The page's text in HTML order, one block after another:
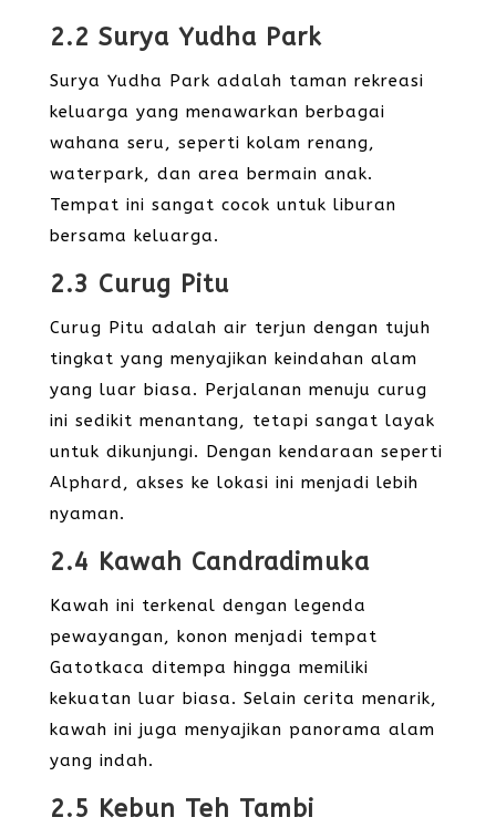
2.2 Surya Yudha Park
Surya Yudha Park adalah taman rekreasi
keluarga yang menawarkan berbagai
wahana seru, seperti kolam renang,
waterpark, dan area bermain anak.
Tempat ini sangat cocok untuk liburan
bersama keluarga.
2.3 Curug Pitu
Curug Pitu adalah air terjun dengan tujuh
tingkat yang menyajikan keindahan alam
yang luar biasa. Perjalanan menuju curug
ini sedikit menantang, tetapi sangat layak
untuk dikunjungi. Dengan kendaraan seperti
Alphard, akses ke lokasi ini menjadi lebih
nyaman.
2.4 Kawah Candradimuka
Kawah ini terkenal dengan legenda
pewayangan, konon menjadi tempat
Gatotkaca ditempa hingga memiliki
kekuatan luar biasa. Selain cerita menarik,
kawah ini juga menyajikan panorama alam
yang indah.
2.5 Kebun Teh Tambi